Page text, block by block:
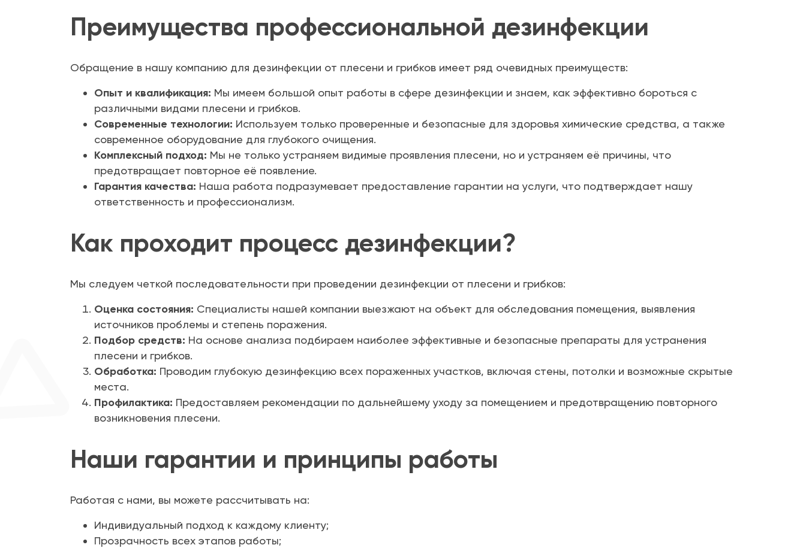
Преимущества профессиональной дезинфекции
Обращение в нашу компанию для дезинфекции от плесени и грибков имеет ряд очевидных преимуществ:
Опыт и квалификация: Мы имеем большой опыт работы в сфере дезинфекции и знаем, как эффективно бороться с
различными видами плесени и грибков.
Современные технологии: Используем только проверенные и безопасные для здоровья химические средства, а также
современное оборудование для глубокого очищения.
Комплексный подход: Мы не только устраняем видимые проявления плесени, но и устраняем её причины, что
предотвращает повторное её появление.
Гарантия качества: Наша работа подразумевает предоставление гарантии на услуги, что подтверждает нашу
ответственность и профессионализм.
Как проходит процесс дезинфекции?
Мы следуем четкой последовательности при проведении дезинфекции от плесени и грибков:
Оценка состояния: Специалисты нашей компании выезжают на объект для обследования помещения, выявления
источников проблемы и степень поражения.
Подбор средств: На основе анализа подбираем наиболее эффективные и безопасные препараты для устранения
плесени и грибков.
Обработка: Проводим глубокую дезинфекцию всех пораженных участков, включая стены, потолки и возможные скрытые
места.
Профилактика: Предоставляем рекомендации по дальнейшему уходу за помещением и предотвращению повторного
возникновения плесени.
Наши гарантии и принципы работы
Работая с нами, вы можете рассчитывать на:
Индивидуальный подход к каждому клиенту;
Прозрачность всех этапов работы;